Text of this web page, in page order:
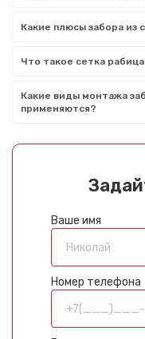
Какие плюсы забора из
Что такое сетка
Какие виды монтажа
применяются?
Ваше имя
Номер телефона